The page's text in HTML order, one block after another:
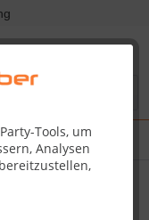
Tools, um
Analysen
X